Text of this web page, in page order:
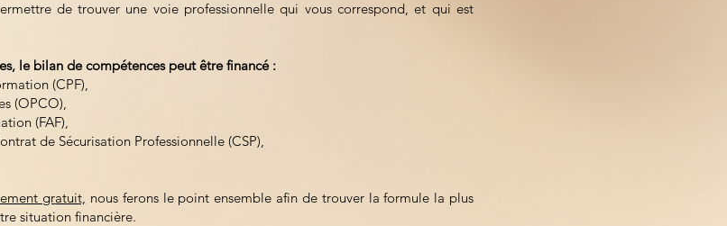
de trouver une voie professionnelle qui vous correspond, et qui est
le bilan de compétences peut être financé :
(CPF),
(OPCO),
(FAF),
de Sécurisation Professionnelle (CSP),
gratuit, nous ferons le point ensemble afin de trouver la formule la plus
situation financière.